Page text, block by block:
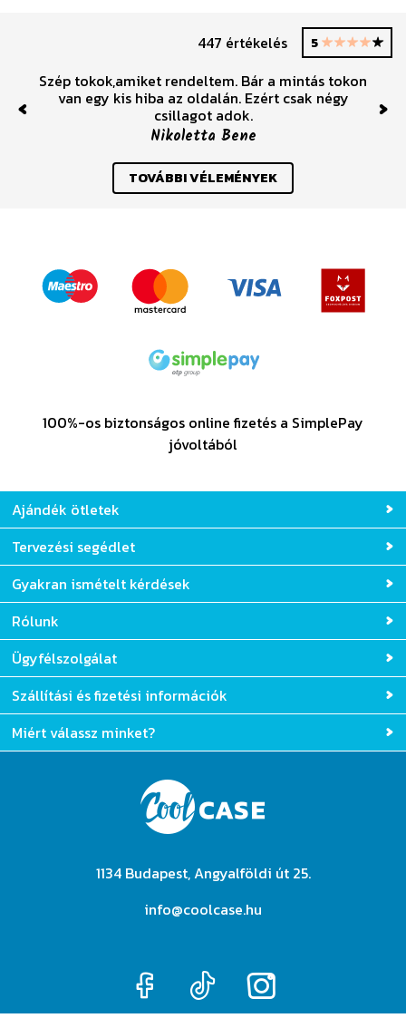
447 értékelés 5
Szép tokok,amiket rendeltem. Bár a mintás tokon
van egy kis hiba az oldalán. Ezért csak négy
csillagot adok.
Nikoletta Bene
Previous
TOVÁBBI VÉLEMÉNYEK
100%-os biztonságos online fizetés a SimplePay
jóvoltából
Ajándék ötletek
Tervezési segédlet
Gyakran ismételt kérdések
Rólunk
Ügyfélszolgálat
Szállítási és fizetési információk
Miért válassz minket?
1134 Budapest, Angyalföldi út 25.
info@coolcase.hu